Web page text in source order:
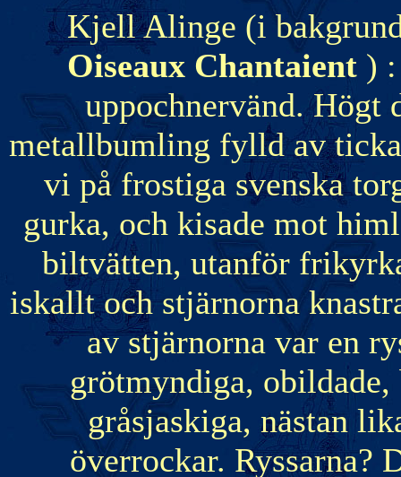
Kjell Alinge (i
Oiseaux Chantaient )
uppochnervänd. Högt
metallbumling fylld av
vi på frostiga svenska
gurka, och kisade mot
biltvätten, utanför
iskallt och stjärnorna
av stjärnorna var en
grötmyndiga,
gråsjaskiga, nästan
överrockar. Ryssarna?